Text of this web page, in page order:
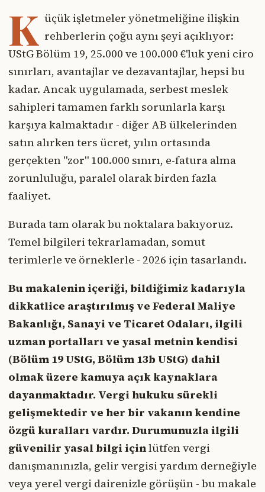
K üçük işletmeler yönetmeliğine ilişkin
rehberlerin çoğu aynı şeyi açıklıyor:
UStG Bölüm 19, 25.000 ve 100.000 €'luk yeni ciro
sınırları, avantajlar ve dezavantajlar, hepsi bu
kadar. Ancak uygulamada, serbest meslek
sahipleri tamamen farklı sorunlarla karşı
karşıya kalmaktadır - diğer AB ülkelerinden
satın alırken ters ücret, yılın ortasında
gerçekten "zor" 100.000 sınırı, e-fatura alma
zorunluluğu, paralel olarak birden fazla
faaliyet.
Burada tam olarak bu noktalara bakıyoruz.
Temel bilgileri tekrarlamadan, somut
terimlerle ve örneklerle - 2026 için tasarlandı.
Bu makalenin içeriği, bildiğimiz kadarıyla
dikkatlice araştırılmış ve Federal Maliye
Bakanlığı, Sanayi ve Ticaret Odaları, ilgili
uzman portalları ve yasal metnin kendisi
(Bölüm 19 UStG, Bölüm 13b UStG) dahil
olmak üzere kamuya açık kaynaklara
dayanmaktadır. Vergi hukuku sürekli
gelişmektedir ve her bir vakanın kendine
özgü kuralları vardır. Durumunuzla ilgili
güvenilir yasal bilgi içinlütfen vergi
danışmanınızla, gelir vergisi yardım derneğiyle
veya yerel vergi dairenizle görüşün - bu makale